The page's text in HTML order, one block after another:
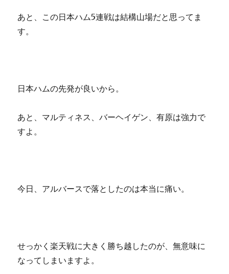
あと、この日本ハム5連戦は結構山場だと思ってま
す。
日本ハムの先発が良いから。
あと、マルティネス、バーヘイゲン、有原は強力で
すよ。
今日、アルバースで落としたのは本当に痛い。
せっかく楽天戦に大きく勝ち越したのが、無意味に
なってしまいますよ。